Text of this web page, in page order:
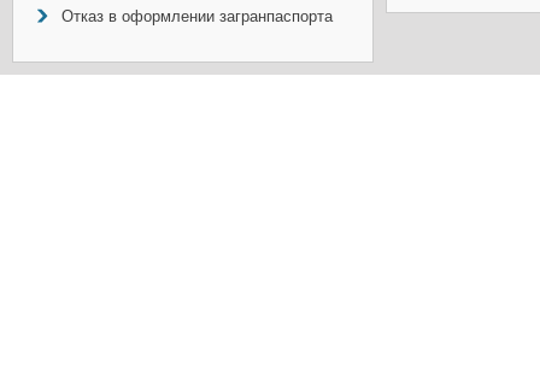
Отказ в оформлении загранпаспорта